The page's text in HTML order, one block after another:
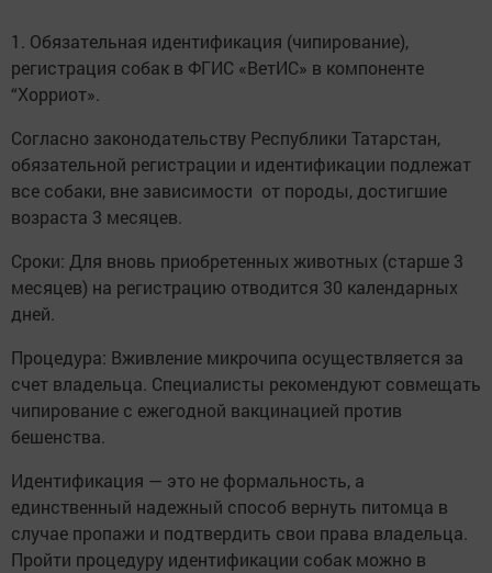
1. Обязательная идентификация (чипирование),
регистрация собак в ФГИС «ВетИС» в компоненте
“Хорриот».
Согласно законодательству Республики Татарстан,
обязательной регистрации и идентификации подлежат
все собаки, вне зависимости от породы, достигшие
возраста 3 месяцев.
Сроки: Для вновь приобретенных животных (старше 3
месяцев) на регистрацию отводится 30 календарных
дней.
Процедура: Вживление микрочипа осуществляется за
счет владельца. Специалисты рекомендуют совмещать
чипирование с ежегодной вакцинацией против
бешенства.
Идентификация — это не формальность, а
единственный надежный способ вернуть питомца в
случае пропажи и подтвердить свои права владельца.
Пройти процедуру идентификации собак можно в